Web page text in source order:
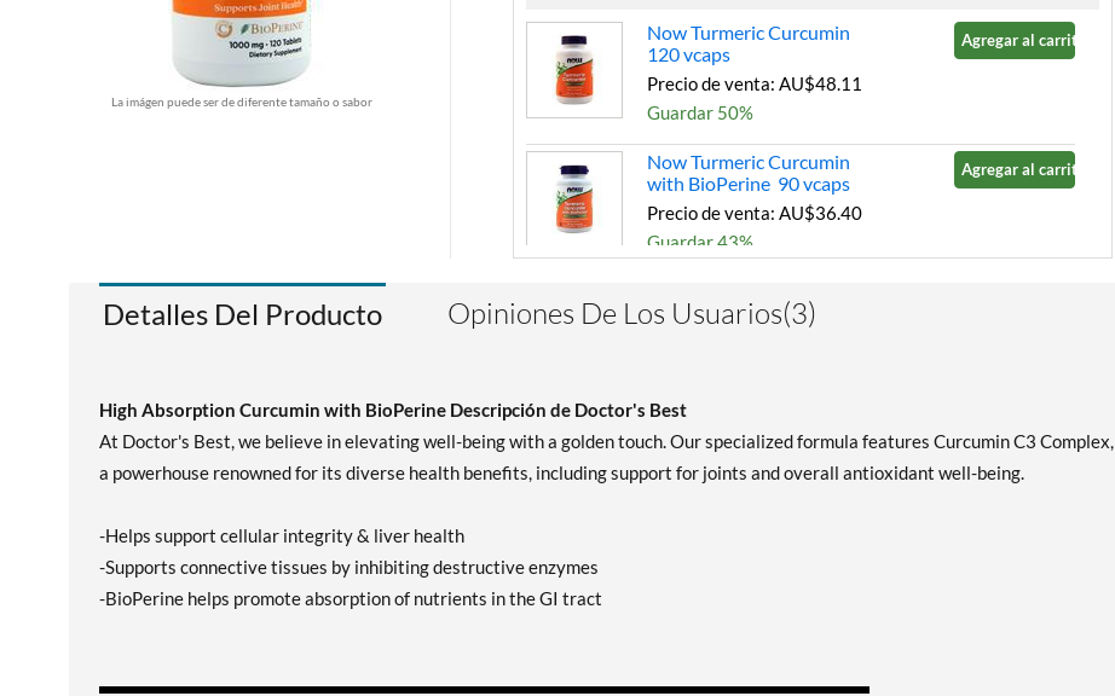
La imágen puede ser de diferente tamaño o sabor
Now Turmeric Curcumin
120 vcaps
Precio de venta: AU$48.11
Guardar 50%
Agregar al carrito »
Now Turmeric Curcumin
with BioPerine 90 vcaps
Precio de venta: AU$36.40
Guardar 43%
Agregar al carrito »
(500mg) 120 vcaps
Out of stock
Expected 8/13/2026
Email me when available
Detalles Del Producto Opiniones De Los Usuarios(3)
High Absorption Curcumin with BioPerine Descripción de Doctor's Best
At Doctor's Best, we believe in elevating well-being with a golden touch. Our specialized formula features Curcumin C3 Complex,
a powerhouse renowned for its diverse health benefits, including support for joints and overall antioxidant well-being.
-Helps support cellular integrity & liver health
-Supports connective tissues by inhibiting destructive enzymes
-BioPerine helps promote absorption of nutrients in the GI tract